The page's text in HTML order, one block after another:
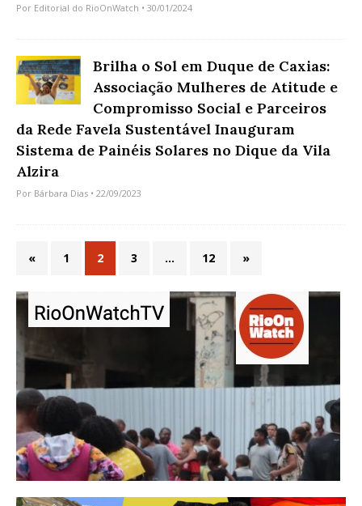
Por Editorial do RioOnWatch • 30/01/2024
Brilha o Sol em Duque de Caxias:
Associação Mulheres de Atitude e
Compromisso Social e Parceiros
da Rede Favela Sustentável Inauguram
Sistema de Painéis Solares no Dique da Vila
Alzira
Por Bárbara Dias • 22/09/2023
« 1 2 3 … 12 »